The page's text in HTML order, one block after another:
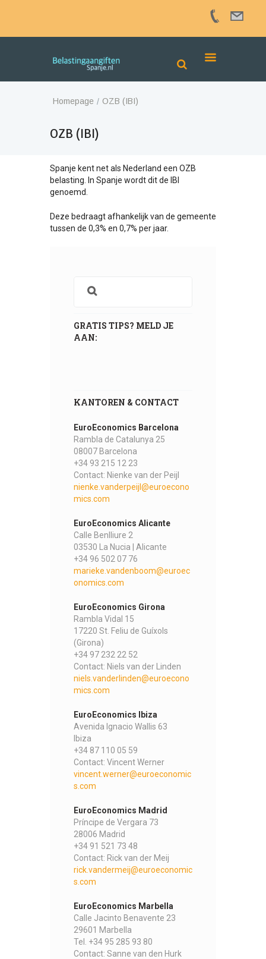
Homepage OZB (IBI)
OZB (IBI)
Spanje kent net als Nederland een OZB
belasting. In Spanje wordt dit de IBI
genoemd.
Deze bedraagt afhankelijk van de gemeente
tussen de 0,3% en 0,7% per jaar.
GRATIS TIPS? MELD JE
AAN:
KANTOREN & CONTACT
EuroEconomics Barcelona
Rambla de Catalunya 25
08007 Barcelona
+34 93 215 12 23
Contact: Nienke van der Peijl
nienke.vanderpeijl@euroecono
mics.com
EuroEconomics Alicante
Calle Benlliure 2
03530 La Nucia | Alicante
+34 96 502 07 76
marieke.vandenboom@euroec
onomics.com
EuroEconomics Girona
Rambla Vidal 15
17220 St. Feliu de Guíxols
(Girona)
+34 97 232 22 52
Contact: Niels van der Linden
niels.vanderlinden@euroecono
mics.com
EuroEconomics Ibiza
Avenida Ignacio Wallis 63
Ibiza
+34 87 110 05 59
Contact: Vincent Werner
vincent.werner@euroeconomic
s.com
EuroEconomics Madrid
Príncipe de Vergara 73
28006 Madrid
+34 91 521 73 48
Contact: Rick van der Meij
rick.vandermeij@euroeconomic
s.com
EuroEconomics Marbella
Calle Jacinto Benavente 23
29601 Marbella
Tel. +34 95 285 93 80
Contact: Sanne van den Hurk